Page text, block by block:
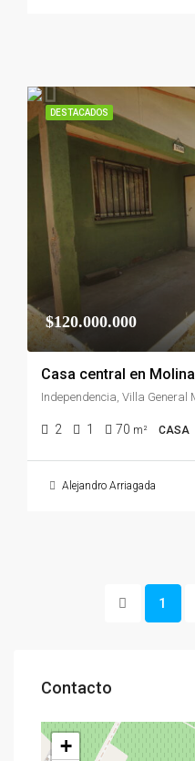
DESTACADOS
$120.000.000
Casa central en Molina
2 1 70 m² CASA
Alejandro Arriagada
1
Contacto
+